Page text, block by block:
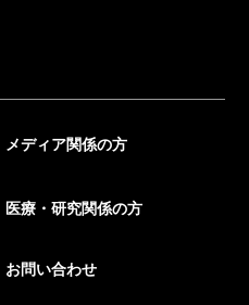
メディア関係の方
医療・研究関係の方
お問い合わせ